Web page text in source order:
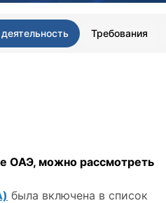
Требования
ОАЭ, можно рассмотреть
была включена в список